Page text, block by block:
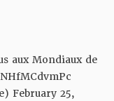
aux Mondiaux de
February 25,